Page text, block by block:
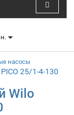
насосы
25/1-4-130
Wilo